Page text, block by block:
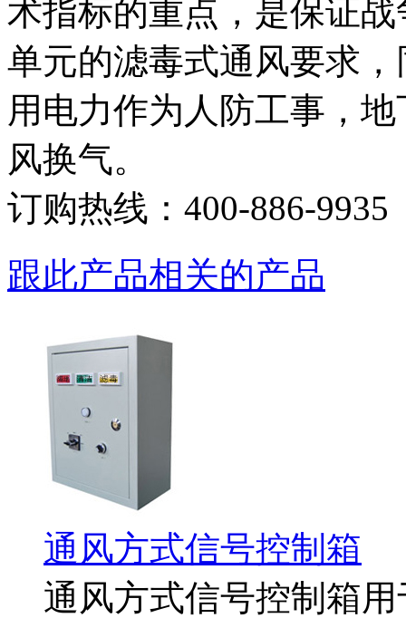
术指标的重点，是保证
单元的滤毒式通风要求
用电力作为人防工事，
风换气。
订购热线： 400-886-9935
跟此产品相关的产品
通风方式信号控制箱
通风方式信号控制箱